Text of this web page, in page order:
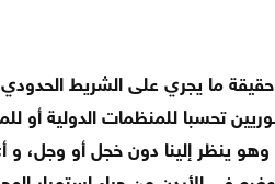
ما يجري على الشريط
تحسبا للمنظمات الدولية أو
وهو ينظر إلينا دون خجل أو وجل،